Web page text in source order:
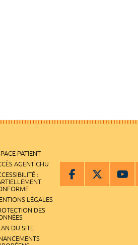
PATIENT
AGENT CHU
:
LÉGALES
DES
DU SITE